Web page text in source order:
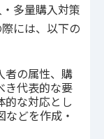
多量購入対策
には、以下の
者の属性、購
き代表的な要
的な対応とし
どを作成・